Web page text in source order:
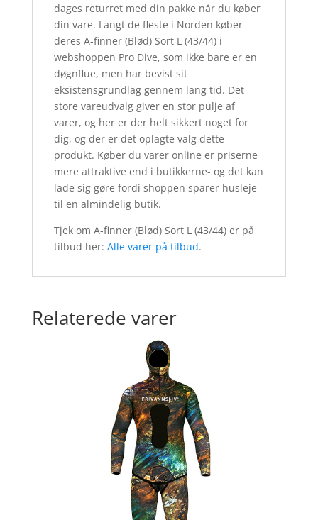
dages returret med din pakke når du køber
din vare. Langt de fleste i Norden køber
deres A-finner (Blød) Sort L (43/44) i
webshoppen Pro Dive, som ikke bare er en
døgnflue, men har bevist sit
eksistensgrundlag gennem lang tid. Det
store vareudvalg giver en stor pulje af
varer, og her er der helt sikkert noget for
dig, og der er det oplagte valg dette
produkt. Køber du varer online er priserne
mere attraktive end i butikkerne- og det kan
lade sig gøre fordi shoppen sparer husleje
til en almindelig butik.
Tjek om A-finner (Blød) Sort L (43/44) er på
tilbud her: Alle varer på tilbud.
Relaterede varer